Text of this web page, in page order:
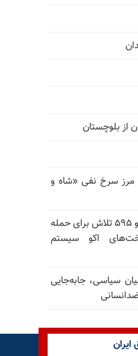
از بلوچستان
مرز سرخ نفی «شاه و
۱۴ میلیون و ۶۲۸ هزار و ۵۹۵ تلاش برای حمله
اکو سیستم
سیاسی، جابه‌جایی